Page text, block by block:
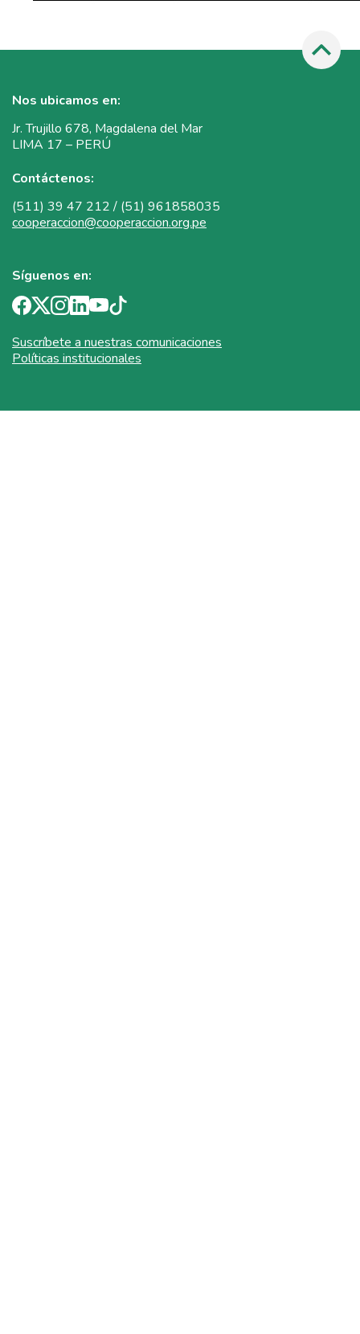
Nos ubicamos en:
Jr. Trujillo 678, Magdalena del Mar
LIMA 17 – PERÚ
Contáctenos:
(511) 39 47 212 / (51) 961858035
cooperaccion@cooperaccion.org.pe
Síguenos en:
Suscríbete a nuestras comunicaciones
Políticas institucionales